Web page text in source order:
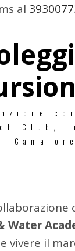
al
Club,
Camaiore
Water
vivere il